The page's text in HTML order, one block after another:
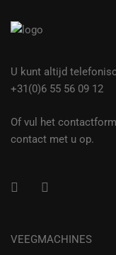
U kunt altijd
+31(0)6 55 56 09 12
Of vul het
contact met u op.
VEEGMACHINES